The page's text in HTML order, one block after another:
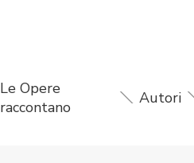
Le Opere
raccontano
Autori